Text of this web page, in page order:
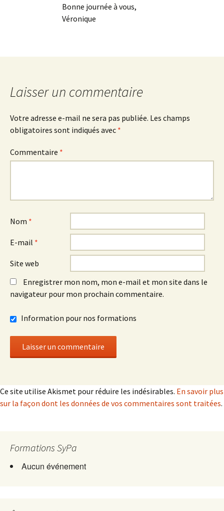
Bonne journée à vous,
Véronique
Laisser un commentaire
Votre adresse e-mail ne sera pas publiée. Les champs
obligatoires sont indiqués avec *
Commentaire *
Nom *
E-mail *
Site web
Enregistrer mon nom, mon e-mail et mon site dans le
navigateur pour mon prochain commentaire.
Information pour nos formations
Ce site utilise Akismet pour réduire les indésirables. En savoir plus
sur la façon dont les données de vos commentaires sont traitées.
Formations SyPa
Aucun événement